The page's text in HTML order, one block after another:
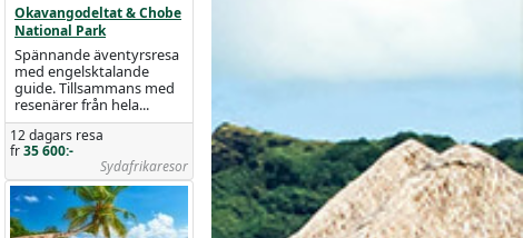
Okavangodeltat & Chobe
National Park
Spännande äventyrsresa
med engelsktalande
guide. Tillsammans med
resenärer från hela...
12 dagars resa
fr35 600:-
Sydafrikaresor